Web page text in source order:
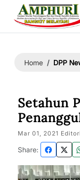
Home DPP
Setahun
Mar 01, 2021
Share: